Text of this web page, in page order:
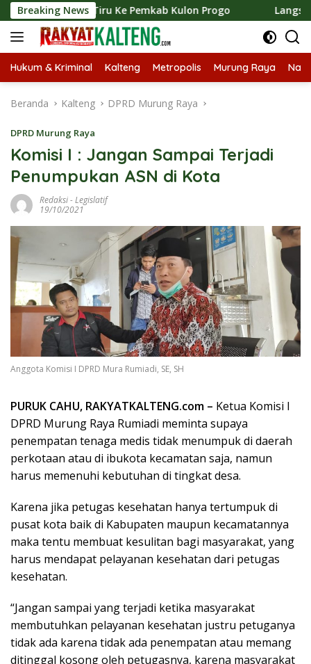
Langsung
ke
konten
Breaking News
Kaji Tiru Ke Pemkab Kulon Progo Langsungkan Kaji
Hukum & Kriminal Kalteng Metropolis Murung Raya
Beranda Kalteng DPRD Murung Raya
DPRD Murung Raya
Komisi I : Jangan Sampai Terjadi
Penumpukan ASN di Kota
Redaksi-Legislatif
19/10/2021
Anggota Komisi I DPRD Mura Rumiadi, SE, SH
PURUK CAHU, RAKYATKALTENG.com – Ketua Komisi I
DPRD Murung Raya Rumiadi meminta supaya
penempatan tenaga medis tidak menumpuk di daerah
perkotaan atau di ibukota kecamatan saja, namun
harus memenuhi kebutuhan di tingkat desa.
Karena jika petugas kesehatan hanya tertumpuk di
pusat kota baik di Kabupaten maupun kecamatannya
maka tentu membuat kesulitan bagi masyarakat, yang
harus mendapat pelayanan kesehatan dari petugas
kesehatan.
“Jangan sampai yang terjadi ketika masyarakat
membutuhkan pelayanan kesehatan justru petuganya
tidak ada karena tidak ada penempatan atau memang
ditinggal kosong oleh petugasnya, karena masyarakat